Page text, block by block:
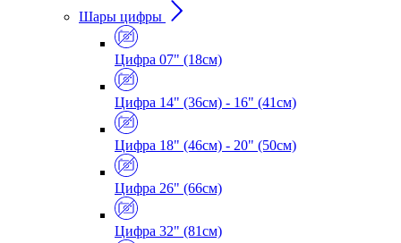
Шары цифры
Цифра 07" (18см)
Цифра 14" (36см) - 16" (41см)
Цифра 18" (46см) - 20" (50см)
Цифра 26" (66см)
Цифра 32" (81см)